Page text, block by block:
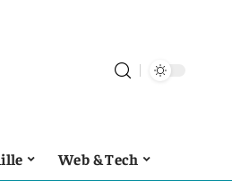
Web & Tech